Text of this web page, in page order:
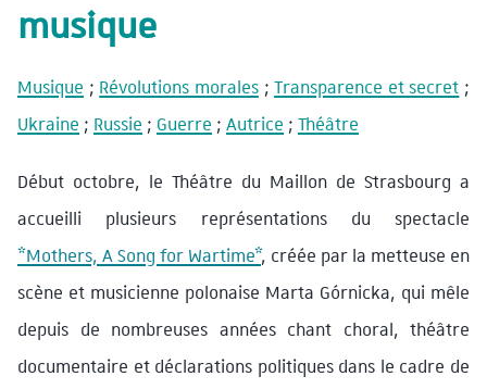
musique
Musique ; Révolutions morales;Transparence et secret ;
Ukraine ; Russie ; Guerre ; Autrice ; Théâtre
Début octobre, le Théâtre du Maillon de Strasbourg a
accueilli plusieurs représentations du spectacle
*Mothers, A Song for Wartime*, créée par la metteuse en
scène et musicienne polonaise Marta Górnicka, qui mêle
depuis de nombreuses années chant choral, théâtre
documentaire et déclarations politiques dans le cadre de